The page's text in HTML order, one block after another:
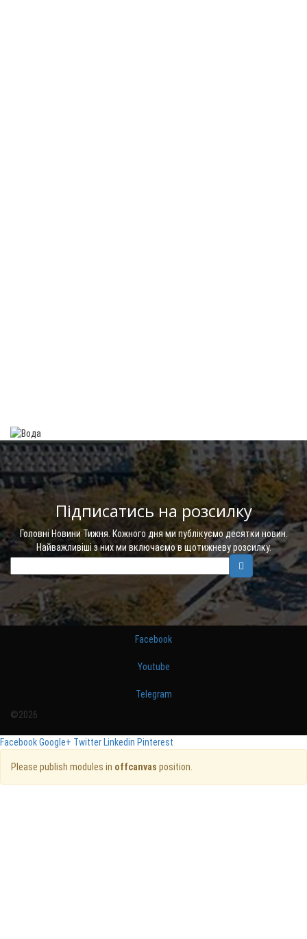
Підписатись на розсилку
Головні Новини Тижня. Кожного дня ми публікуємо десятки новин.
Найважливіші з них ми включаємо в щотижневу розсилку.
Facebook
Youtube
Telegram
©2026
FacebookGoogle+ Twitter Linkedin Pinterest
Please publish modules in offcanvas position.